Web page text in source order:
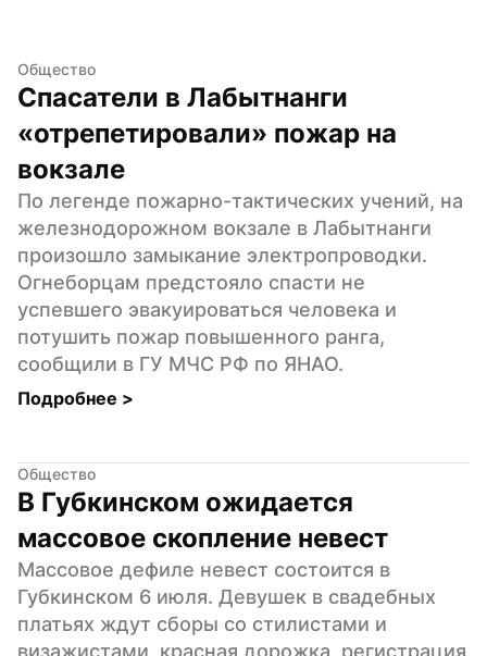
Общество
Спасатели в Лабытнанги
«отрепетировали» пожар на
вокзале
По легенде пожарно-тактических учений, на
железнодорожном вокзале в Лабытнанги
произошло замыкание электропроводки.
Огнеборцам предстояло спасти не
успевшего эвакуироваться человека и
потушить пожар повышенного ранга,
сообщили в ГУ МЧС РФ по ЯНАО.
Подробнее >
Общество
В Губкинском ожидается
массовое скопление невест
Массовое дефиле невест состоится в
Губкинском 6 июля. Девушек в свадебных
платьях ждут сборы со стилистами и
визажистами, красная дорожка, регистрация